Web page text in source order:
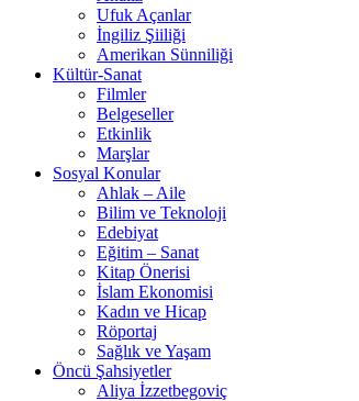
Ufuk Açanlar
İngiliz Şiiliği
Amerikan Sünniliği
Kültür-Sanat
Filmler
Belgeseller
Etkinlik
Marşlar
Sosyal Konular
Ahlak – Aile
Bilim ve Teknoloji
Edebiyat
Eğitim – Sanat
Kitap Önerisi
İslam Ekonomisi
Kadın ve Hicap
Röportaj
Sağlık ve Yaşam
Öncü Şahsiyetler
Aliya İzzetbegoviç